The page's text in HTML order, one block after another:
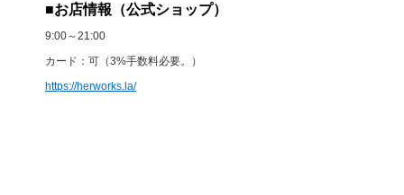
■お店情報（公式ショップ）
9:00～21:00
カード：可（3%手数料必要。）
https://herworks.la/